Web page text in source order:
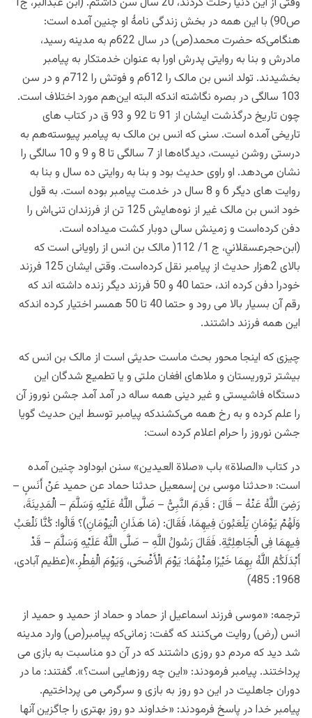
ص90) با این همه در بخش زندگی نامۀ او چنین آمده است:
هنگامی‌که حضرت محمد(ص)
در سال 622م به مدینه رسید،
مادرش و بنا به روایتی پدرش اورا به عنوان خدمتکار به پیامبر
بخشیدند. تولد انس بن مالک را 612م و فوتش را 712م و در سن
103 سالگی در بصره نگاشته اندکه البته این‌هم مورد اختلاف است.
چون تاریخ درگذشت ایشان از 91 تا 92 و 93 ق در کتاب های
تاریخی آمده است. سنی که انس بن مالک به پیامبر پیوسته‌هم به
درستی روشن نیست، دیدگاه‌ها از 7 سالگی تا 8 و 9 و 10 سالگی را
نشان می‌دهد. او راوی حدیث بود و بنا به روایتی ده سال و بنا به
روایت های دیگر 6 و 8 سال در خدمت پیامبر بوده است. به قول
خود انس بن مالک غیر از نوه‌هایش 125 تن از فرزندان تنی‌اش را
دفن کرده‌است و زمینش سالی دوبار کشت میداده است.
(ابن‌حجرعسقلاني، ج 1/ 112( مالک بن انس از راویانی است که
بالای 2هزار حدیث از پیامبر نقل کرده‌است. وقتی ایشان 125 فرزند
خودرا دفن کرده اند، حتما 40 و 50 فرزند دیگر زنده داشته اند که
رقم آن بسیار بالا می رود و حتما 40 تا 50 همسر اختیار کرده اندکه
این همه فرزند داشتند.
چیزی که اینجا محور بحث ماست حدیثی است از مالک بن انس که
بیشتر تروریستان و ملاهای افغان ملتی و یا تطمیع شدگان این
دستگاه فاشیستی و غیر دینی همه ساله در آمد آمد جشن نوروز آن
را علم کرده و به رخ همه می‌کشندکه پیامبر توسط این حدیث گویا
جشن نوروز را حرام اعلام کرده است:
در کتاب «الصلاة» باب «صلاة العیدین» سنن ابوداود چنین آمده
است: «حدثنا موسى بن إسمعیل حدثنا حماد عن حمید عَنْ أَنَسٍ –
رَضِیَ اللَّهُ عَنْهُ – قَالَ : قَدِمَ النَّبِیُّ – صَلَّى اللَّهُ عَلَیْهِ وَسَلَّمَ – الْمَدِینَةَ،
وَلَهُمْ یَوْمَانِ یَلْعَبُونَ فِیهِمَا، فَقَالَ: (مَا هَذَانِ الْیَوْمَانِ)؟ قَالُوا: کُنَّا نَلْعَبُ
فِیهِمَا فِی الْجَاهِلِیَّةِ. فَقَالَ رَسُولُ اللَّهِ – صَلَّى اللَّهُ عَلَیْهِ وَسَلَّمَ – قَدْ
أَبْدَلَکُمُ اللَّهُ بِهِمَا خَیْرًا مِنْهُمَا: یَوْمَ الْأَضْحَى، وَیَوْمَ الْفِطْرِ.»(عظیم آبادی،
1968: 485)
ترجمه: «موسى فرزند اسماعیل از حماد و حماد از حمید و حمید از
انس (رض) روایت مى‌کنند که گفت: زمانى‌که پیامبر(ص) وارد مدینه
شد دید که مردم دو روزى داشتند که در آن دو مناسبت به بازى مى
پرداختند. پیامبر فرمودند: «این چه روزهایى است؟». گفتند: ما در
دوران جاهلیت در این دو روز به بازى و سرگرمى مى پرداختیم.
پیامبر خدا در پاسخ فرمودند: «خداوند دو روز بهترى را جاگزین آنها